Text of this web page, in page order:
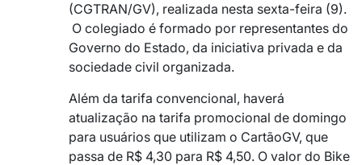
(CGTRAN/GV), realizada nesta sexta-feira (9).
O colegiado é formado por representantes do
Governo do Estado, da iniciativa privada e da
sociedade civil organizada.
Além da tarifa convencional, haverá
atualização na tarifa promocional de domingo
para usuários que utilizam o CartãoGV, que
passa de R$ 4,30 para R$ 4,50. O valor do Bike